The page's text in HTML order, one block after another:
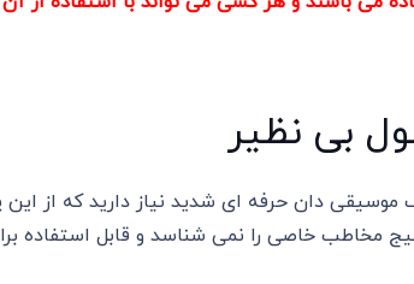
بی نظیر
موسیقی دان حرفه ای شدید نیاز دارید که از
مخاطب خاصی را نمی شناسد و قابل استفاده